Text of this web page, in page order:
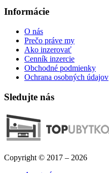
Informácie
O nás
Prečo práve my
Ako inzerovať
Cenník inzercie
Obchodné podmienky
Ochrana osobných údajov
Sledujte nás
Copyright © 2017 – 2026